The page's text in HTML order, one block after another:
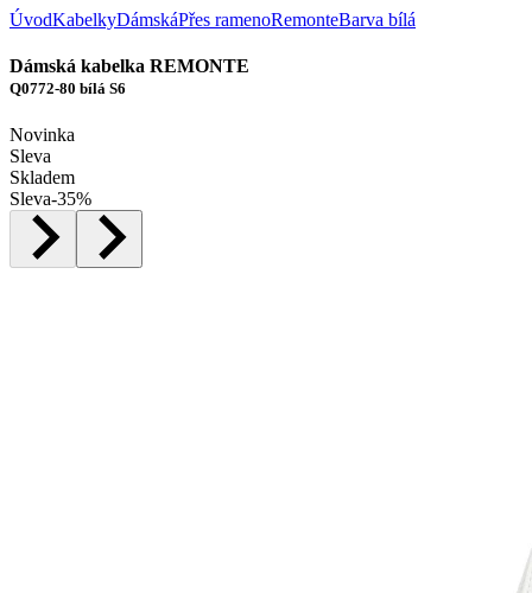
ÚvodKabelkyDámskáPřes ramenoRemonteBarva bílá
Dámská kabelka REMONTE
Q0772-80 bílá S6
Novinka
Sleva
Skladem
Sleva-35%